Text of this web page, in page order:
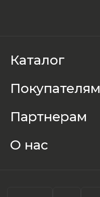
Каталог
Покупателям
Партнерам
О нас